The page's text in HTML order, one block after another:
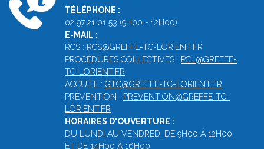
TÉLÉPHONE :
02 97 21 01 53 (9H00 - 12H00)
E-MAIL :
RCS : RCS@GREFFE-TC-LORIENT.FR
PROCÉDURES COLLECTIVES : PCL@GREFFE-
TC-LORIENT.FR
ACCUEIL : GTC@GREFFE-TC-LORIENT.FR
PRÉVENTION : PREVENTION@GREFFE-TC-
LORIENT.FR
HORAIRES D'OUVERTURE :
DU LUNDI AU VENDREDI DE 9H00 À 12H00
ET DE 14H00 À 16H00